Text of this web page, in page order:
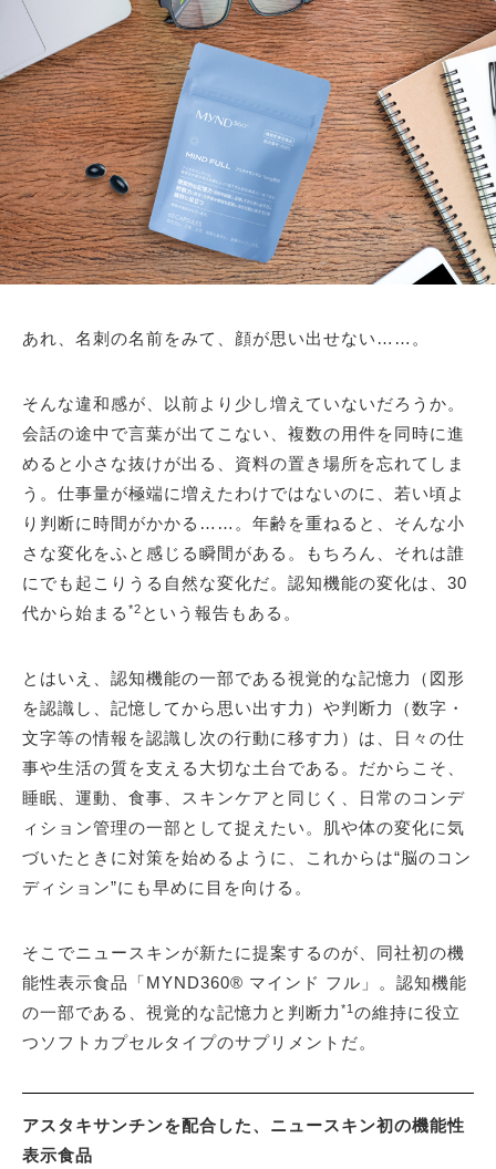
あれ、名刺の名前をみて、顔が思い出せない……。
そんな違和感が、以前より少し増えていないだろうか。
会話の途中で言葉が出てこない、複数の用件を同時に進
めると小さな抜けが出る、資料の置き場所を忘れてしま
う。仕事量が極端に増えたわけではないのに、若い頃よ
り判断に時間がかかる……。年齢を重ねると、そんな小
さな変化をふと感じる瞬間がある。もちろん、それは誰
にでも起こりうる自然な変化だ。認知機能の変化は、30
代から始まる *2 という報告もある。
とはいえ、認知機能の一部である視覚的な記憶力（図形
を認識し、記憶してから思い出す力）や判断力（数字・
文字等の情報を認識し次の行動に移す力）は、日々の仕
事や生活の質を支える大切な土台である。だからこそ、
睡眠、運動、食事、スキンケアと同じく、日常のコンデ
ィション管理の一部として捉えたい。肌や体の変化に気
づいたときに対策を始めるように、これからは“脳のコン
ディション”にも早めに目を向ける。
そこでニュースキンが新たに提案するのが、同社初の機
能性表示食品「MYND360® マインド フル」。認知機能
の一部である、視覚的な記憶力と判断力 *1 の維持に役立
つソフトカプセルタイプのサプリメントだ。
アスタキサンチンを配合した、ニュースキン初の機能性
表示食品